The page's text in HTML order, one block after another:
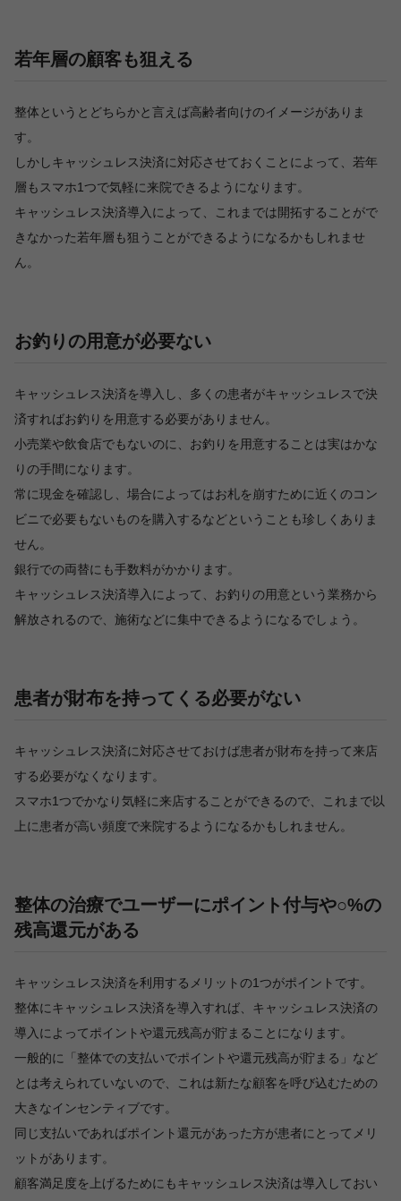
若年層の顧客も狙える
整体というとどちらかと言えば高齢者向けのイメージがありま
す。
しかしキャッシュレス決済に対応させておくことによって、若年
層もスマホ1つで気軽に来院できるようになります。
キャッシュレス決済導入によって、これまでは開拓することがで
きなかった若年層も狙うことができるようになるかもしれませ
ん。
お釣りの用意が必要ない
キャッシュレス決済を導入し、多くの患者がキャッシュレスで決
済すればお釣りを用意する必要がありません。
小売業や飲食店でもないのに、お釣りを用意することは実はかな
りの手間になります。
常に現金を確認し、場合によってはお札を崩すために近くのコン
ビニで必要もないものを購入するなどということも珍しくありま
せん。
銀行での両替にも手数料がかかります。
キャッシュレス決済導入によって、お釣りの用意という業務から
解放されるので、施術などに集中できるようになるでしょう。
患者が財布を持ってくる必要がない
キャッシュレス決済に対応させておけば患者が財布を持って来店
する必要がなくなります。
スマホ1つでかなり気軽に来店することができるので、これまで以
上に患者が高い頻度で来院するようになるかもしれません。
整体の治療でユーザーにポイント付与や○%の
残高還元がある
キャッシュレス決済を利用するメリットの1つがポイントです。
整体にキャッシュレス決済を導入すれば、キャッシュレス決済の
導入によってポイントや還元残高が貯まることになります。
一般的に「整体での支払いでポイントや還元残高が貯まる」など
とは考えられていないので、これは新たな顧客を呼び込むための
大きなインセンティブです。
同じ支払いであればポイント還元があった方が患者にとってメリ
ットがあります。
顧客満足度を上げるためにもキャッシュレス決済は導入しておい